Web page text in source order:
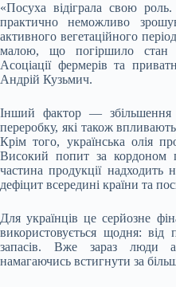
«Посуха відіграла свою
практично неможливо
активного вегетаційного
малою, що погіршило
Асоціації фермерів та
Андрій Кузьмич.
Інший фактор — збільшення
переробку, які також
Крім того, українська олія
Високий попит за кордоном
частина продукції
дефіцит всередині країни та
Для українців це серйозне
використовується щодня:
запасів. Вже зараз люди
намагаючись встигнути за